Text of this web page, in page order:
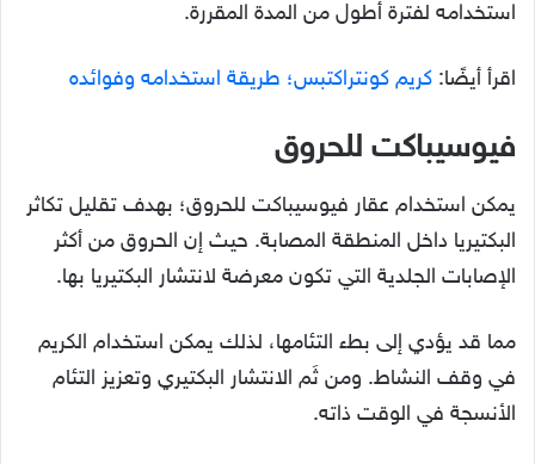
استخدامه لفترة أطول من المدة المقررة.
اقرأ أيضًا: كريم كونتراكتبس؛ طريقة استخدامه وفوائده
فيوسيباكت للحروق
يمكن استخدام عقار فيوسيباكت للحروق؛ بهدف تقليل تكاثر
البكتيريا داخل المنطقة المصابة. حيث إن الحروق من أكثر
الإصابات الجلدية التي تكون معرضة لانتشار البكتيريا بها.
مما قد يؤدي إلى بطء التئامها، لذلك يمكن استخدام الكريم
في وقف النشاط. ومن ثَم الانتشار البكتيري وتعزيز التئام
الأنسجة في الوقت ذاته.